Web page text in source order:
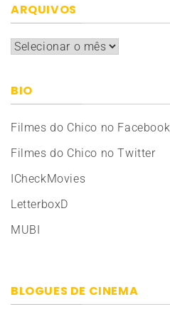
ARQUIVOS
Arquivos
BIO
Filmes do Chico no Facebook
Filmes do Chico no Twitter
ICheckMovies
LetterboxD
MUBI
BLOGUES DE CINEMA